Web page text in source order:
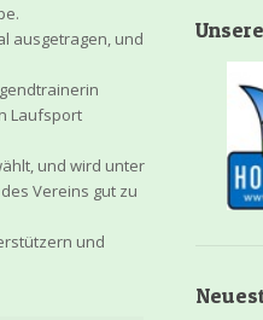
ausgetragen, und
Laufsport
und wird unter
Vereins gut zu
und